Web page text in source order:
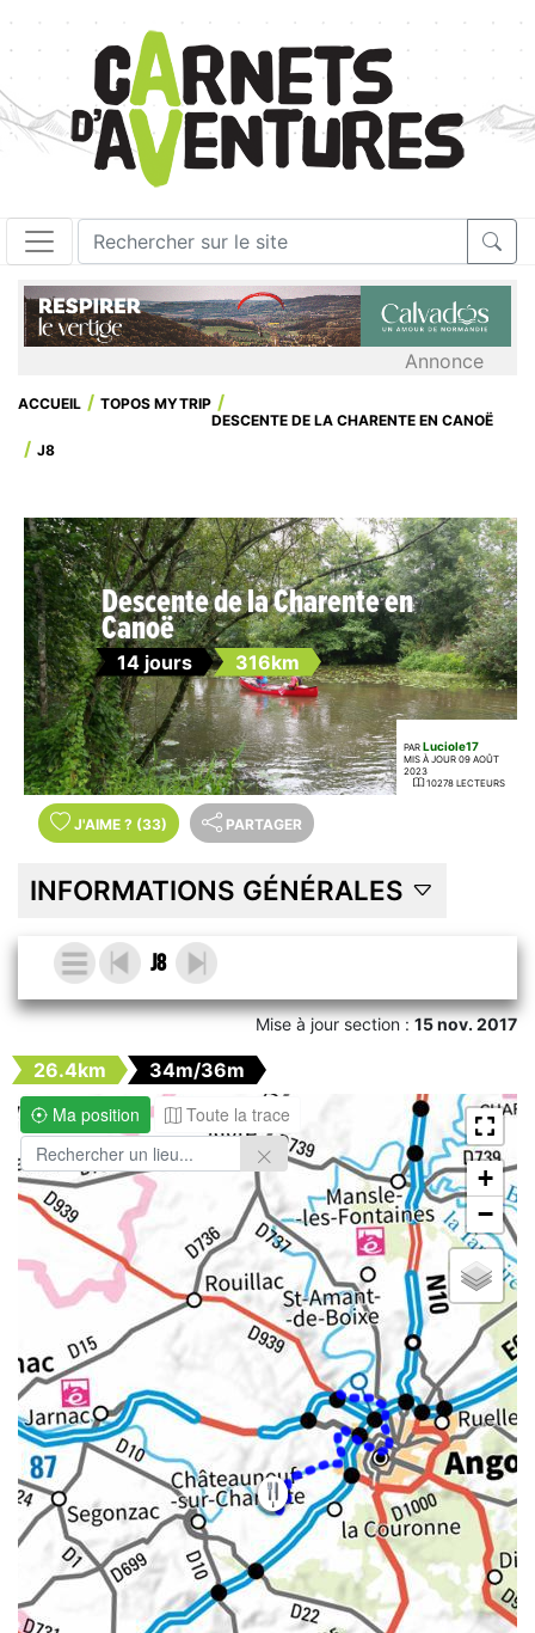
Annonce
ACCUEIL
TOPOS MYTRIP
DESCENTE DE LA CHARENTE EN CANOË
J8
Descente de la Charente en
Canoë
14 jours 316km
PAR Luciole17
MIS À JOUR 09 AOÛT
2023
10278 LECTEURS
J'AIME ? (33) PARTAGER
INFORMATIONS GÉNÉRALES
J8
Mise à jour section :15 nov. 2017
26.4km
34m/36m
Ma position
Toute la trace
+
−